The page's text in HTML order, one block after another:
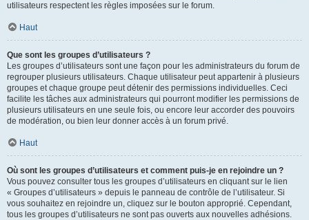
utilisateurs respectent les règles imposées sur le forum.
Haut
Que sont les groupes d’utilisateurs ?
Les groupes d’utilisateurs sont une façon pour les administrateurs du forum de
regrouper plusieurs utilisateurs. Chaque utilisateur peut appartenir à plusieurs
groupes et chaque groupe peut détenir des permissions individuelles. Ceci
facilite les tâches aux administrateurs qui pourront modifier les permissions de
plusieurs utilisateurs en une seule fois, ou encore leur accorder des pouvoirs
de modération, ou bien leur donner accès à un forum privé.
Haut
Où sont les groupes d’utilisateurs et comment puis-je en rejoindre un ?
Vous pouvez consulter tous les groupes d’utilisateurs en cliquant sur le lien
« Groupes d’utilisateurs » depuis le panneau de contrôle de l’utilisateur. Si
vous souhaitez en rejoindre un, cliquez sur le bouton approprié. Cependant,
tous les groupes d’utilisateurs ne sont pas ouverts aux nouvelles adhésions.